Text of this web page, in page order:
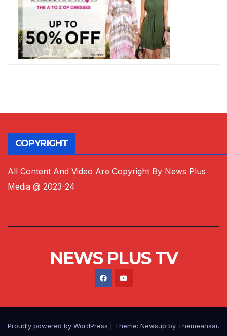
COPYRIGHT
All Content And Video Are Copyright By News Plus
Media @ 2023-24
NEWS PLUS TV
Proudly powered by WordPress Theme: Newsup by Themeansar.